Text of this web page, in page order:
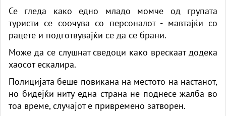
Се гледа како едно младо момче од групата
туристи се соочува со персоналот - мавтајќи со
рацете и подготвувајќи се да се брани.
Може да се слушнат сведоци како врескаат додека
хаосот ескалира.
Полицијата беше повикана на местото на настанот,
но бидејќи ниту една страна не поднесе жалба во
тоа време, случајот е привремено затворен.